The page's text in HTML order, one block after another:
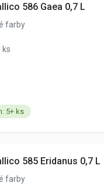
5+ ks
586 Gaea 0,7 L
farby
ks
585 Eridanus 0,7 L
farby